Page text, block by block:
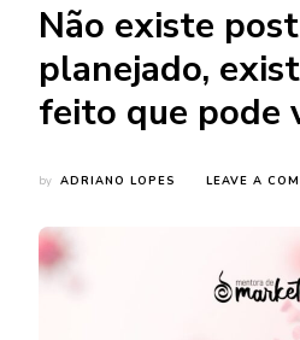
Não existe
planejado,
feito que pode
by ADRIANO LOPES LEAVE A